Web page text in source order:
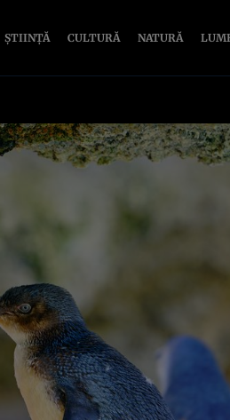
ȘTIINȚĂ CULTURĂ NATURĂ